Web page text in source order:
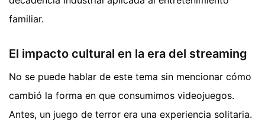
familiar.
El impacto cultural en la era del streaming
No se puede hablar de este tema sin mencionar cómo
cambió la forma en que consumimos videojuegos.
Antes, un juego de terror era una experiencia solitaria.